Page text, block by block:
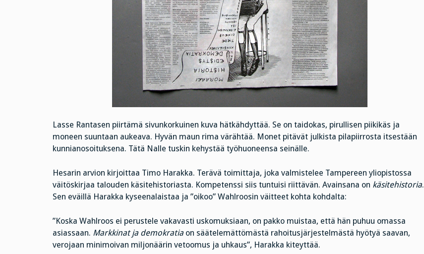
Lasse Rantasen piirtämä sivunkorkuinen kuva hätkähdyttää. Se on taidokas, pirullisen piikikäs ja
moneen suuntaan aukeava. Hyvän maun rima värähtää. Monet pitävät julkista pilapiirrosta itsestään
kunnianosoituksena. Tätä Nalle tuskin kehystää työhuoneensa seinälle.
Hesarin arvion kirjoittaa Timo Harakka. Terävä toimittaja, joka valmistelee Tampereen yliopistossa
väitöskirjaa talouden käsitehistoriasta. Kompetenssi siis tuntuisi riittävän. Avainsana on käsitehistoria.
Sen eväillä Harakka kyseenalaistaa ja ”oikoo” Wahlroosin väitteet kohta kohdalta:
”Koska Wahlroos ei perustele vakavasti uskomuksiaan, on pakko muistaa, että hän puhuu omassa
asiassaan. Markkinat ja demokratiaon säätelemättömästä rahoitusjärjestelmästä hyötyä saavan,
verojaan minimoivan miljonäärin vetoomus ja uhkaus”, Harakka kiteyttää.